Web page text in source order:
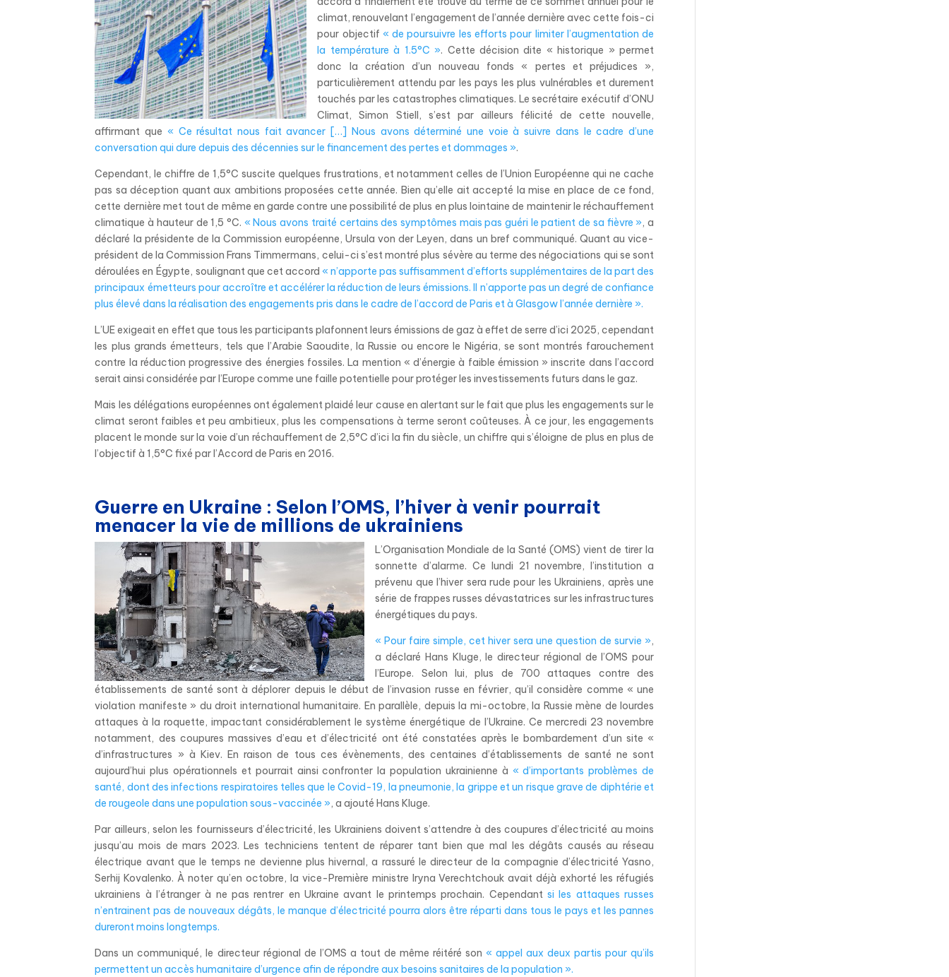
climat, renouvelant l’engagement de l’année dernière avec cette fois-ci
pour objectif « de poursuivre les efforts pour limiter l’augmentation de
la température à 1.5°C ». Cette décision dite « historique » permet
donc la création d’un nouveau fonds « pertes et préjudices »,
particulièrement attendu par les pays les plus vulnérables et durement
touchés par les catastrophes climatiques. Le secrétaire exécutif d’ONU
Climat, Simon Stiell, s’est par ailleurs félicité de cette nouvelle,
affirmant que « Ce résultat nous fait avancer […] Nous avons déterminé une voie à suivre dans le cadre d’une
conversation qui dure depuis des décennies sur le financement des pertes et dommages ».
Cependant, le chiffre de 1,5°C suscite quelques frustrations, et notamment celles de l’Union Européenne qui ne cache
pas sa déception quant aux ambitions proposées cette année. Bien qu’elle ait accepté la mise en place de ce fond,
cette dernière met tout de même en garde contre une possibilité de plus en plus lointaine de maintenir le réchauffement
climatique à hauteur de 1,5 °C. « Nous avons traité certains des symptômes mais pas guéri le patient de sa fièvre », a
déclaré la présidente de la Commission européenne, Ursula von der Leyen, dans un bref communiqué. Quant au vice-
président de la Commission Frans Timmermans, celui-ci s’est montré plus sévère au terme des négociations qui se sont
déroulées en Égypte, soulignant que cet accord « n’apporte pas suffisamment d’efforts supplémentaires de la part des
principaux émetteurs pour accroître et accélérer la réduction de leurs émissions. Il n’apporte pas un degré de confiance
plus élevé dans la réalisation des engagements pris dans le cadre de l’accord de Paris et à Glasgow l’année dernière ».
L’UE exigeait en effet que tous les participants plafonnent leurs émissions de gaz à effet de serre d’ici 2025, cependant
les plus grands émetteurs, tels que l’Arabie Saoudite, la Russie ou encore le Nigéria, se sont montrés farouchement
contre la réduction progressive des énergies fossiles. La mention « d’énergie à faible émission » inscrite dans l’accord
serait ainsi considérée par l’Europe comme une faille potentielle pour protéger les investissements futurs dans le gaz.
Mais les délégations européennes ont également plaidé leur cause en alertant sur le fait que plus les engagements sur le
climat seront faibles et peu ambitieux, plus les compensations à terme seront coûteuses. À ce jour, les engagements
placent le monde sur la voie d’un réchauffement de 2,5°C d’ici la fin du siècle, un chiffre qui s’éloigne de plus en plus de
l’objectif à 1,5°C fixé par l’Accord de Paris en 2016.
Guerre en Ukraine : Selon l’OMS, l’hiver à venir pourrait
menacer la vie de millions de ukrainiens
L’Organisation Mondiale de la Santé (OMS) vient de tirer la
sonnette d’alarme. Ce lundi 21 novembre, l’institution a
prévenu que l’hiver sera rude pour les Ukrainiens, après une
série de frappes russes dévastatrices sur les infrastructures
énergétiques du pays.
« Pour faire simple, cet hiver sera une question de survie »,
a déclaré Hans Kluge, le directeur régional de l’OMS pour
l’Europe. Selon lui, plus de 700 attaques contre des
établissements de santé sont à déplorer depuis le début de l’invasion russe en février, qu’il considère comme « une
violation manifeste » du droit international humanitaire. En parallèle, depuis la mi-octobre, la Russie mène de lourdes
attaques à la roquette, impactant considérablement le système énergétique de l’Ukraine. Ce mercredi 23 novembre
notamment, des coupures massives d’eau et d’électricité ont été constatées après le bombardement d’un site «
d’infrastructures » à Kiev. En raison de tous ces évènements, des centaines d’établissements de santé ne sont
aujourd’hui plus opérationnels et pourrait ainsi confronter la population ukrainienne à « d’importants problèmes de
santé, dont des infections respiratoires telles que le Covid-19, la pneumonie, la grippe et un risque grave de diphtérie et
de rougeole dans une population sous-vaccinée », a ajouté Hans Kluge.
Par ailleurs, selon les fournisseurs d’électricité, les Ukrainiens doivent s’attendre à des coupures d’électricité au moins
jusqu’au mois de mars 2023. Les techniciens tentent de réparer tant bien que mal les dégâts causés au réseau
électrique avant que le temps ne devienne plus hivernal, a rassuré le directeur de la compagnie d’électricité Yasno,
Serhij Kovalenko. À noter qu’en octobre, la vice-Première ministre Iryna Verechtchouk avait déjà exhorté les réfugiés
ukrainiens à l’étranger à ne pas rentrer en Ukraine avant le printemps prochain. Cependantsi les attaques russes
n’entrainent pas de nouveaux dégâts, le manque d’électricité pourra alors être réparti dans tous le pays et les pannes
dureront moins longtemps.
Dans un communiqué, le directeur régional de l’OMS a tout de même réitéré son « appel aux deux partis pour qu’ils
permettent un accès humanitaire d’urgence afin de répondre aux besoins sanitaires de la population ».